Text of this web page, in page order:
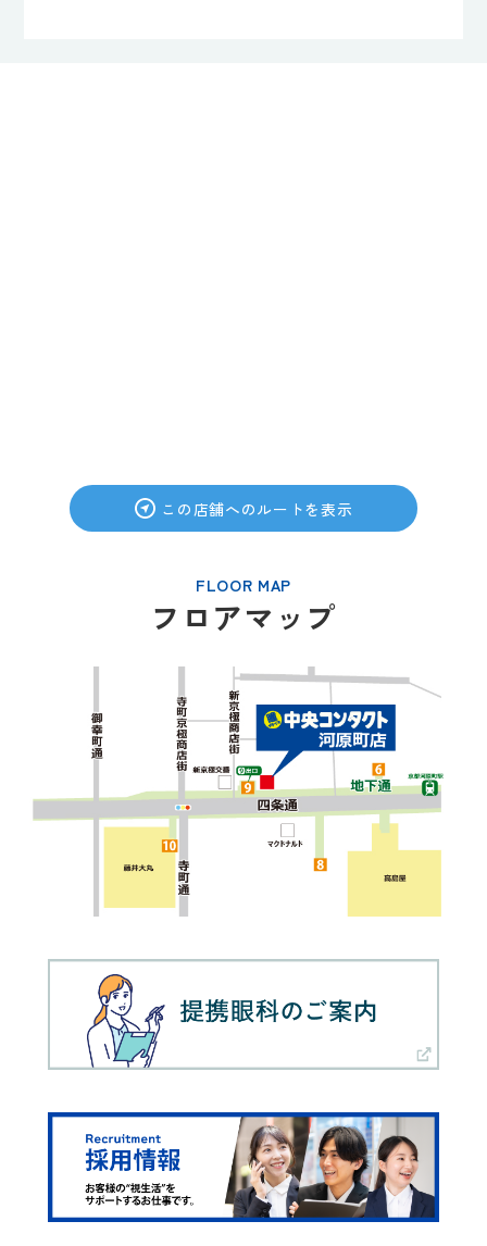
この店舗へのルートを表示
FLOOR MAP
フロアマップ